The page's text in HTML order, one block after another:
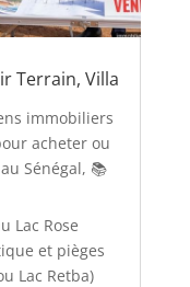
Terrain, Villa
immobiliers
acheter ou
Sénégal, 📚
Lac Rose
et pièges
Lac Retba)